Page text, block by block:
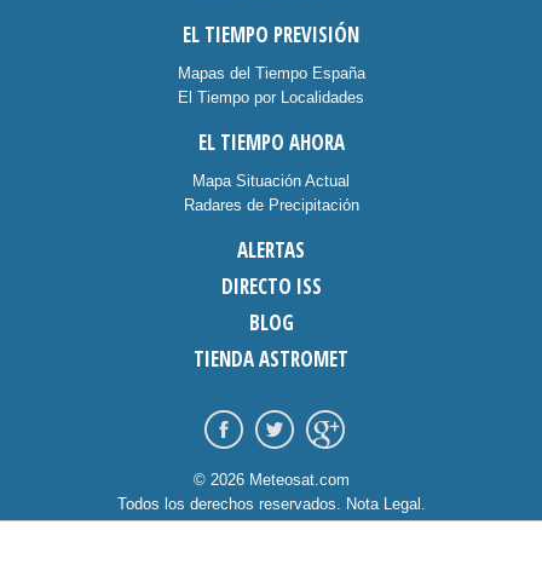
EL TIEMPO PREVISIÓN
Mapas del Tiempo España
El Tiempo por Localidades
EL TIEMPO AHORA
Mapa Situación Actual
Radares de Precipitación
ALERTAS
DIRECTO ISS
BLOG
TIENDA ASTROMET
© 2026 Meteosat.com
Todos los derechos reservados. Nota Legal .